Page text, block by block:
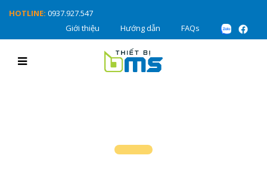
HOTLINE: 0937.927.547
Giới thiệu
Hướng dẫn FAQs